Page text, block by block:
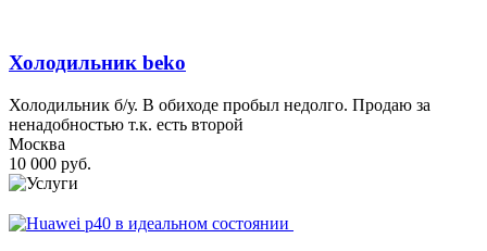
Холодильник beko
Холодильник б/у. В обиходе пробыл недолго. Продаю за
ненадобностью т.к. есть второй
Москва
10 000 руб.